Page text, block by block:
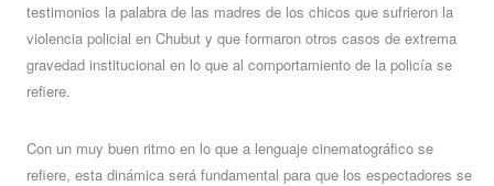
testimonios la palabra de las madres de los chicos que sufrieron la
violencia policial en Chubut y que formaron otros casos de extrema
gravedad institucional en lo que al comportamiento de la policía se
refiere.
Con un muy buen ritmo en lo que a lenguaje cinematográfico se
refiere, esta dinámica será fundamental para que los espectadores se